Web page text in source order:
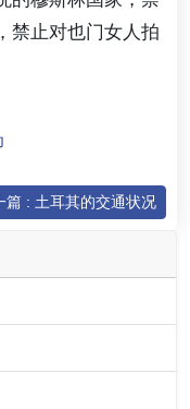
禁止对也门女人拍
篇 : 土耳其的交通状况